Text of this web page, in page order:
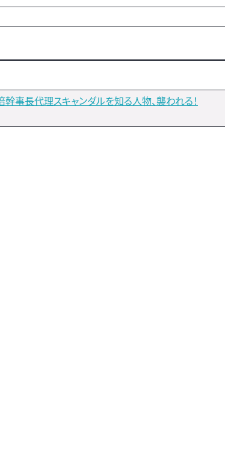
幹事長代理スキャンダルを知る人物、襲われる！